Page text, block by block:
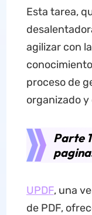
Esta tarea,
agilizar con
proceso de
organizado
Parte
UPDF, una
de PDF,